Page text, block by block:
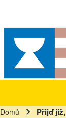
Hlavní
Domů Přijď